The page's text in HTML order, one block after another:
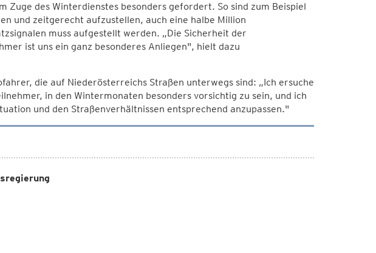
Zuge des Winterdienstes besonders gefordert. So sind zum Beispiel
und zeitgerecht aufzustellen, auch eine halbe Million
muss aufgestellt werden. „Die Sicherheit der
ist uns ein ganz besonderes Anliegen", hielt dazu
die auf Niederösterreichs Straßen unterwegs sind: „Ich ersuche
in den Wintermonaten besonders vorsichtig zu sein, und ich
und den Straßenverhältnissen entsprechend anzupassen."